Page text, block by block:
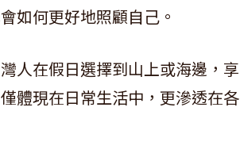
如何更好地照顧自己。
人在假日選擇到山上或海邊，享
體現在日常生活中，更滲透在各